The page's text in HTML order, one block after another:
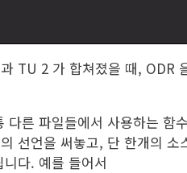
TU 2 가 합쳐졌을 때, ODR
다른 파일들에서 사용하는 함
선언을 써놓고, 단 한개의 소
다. 예를 들어서